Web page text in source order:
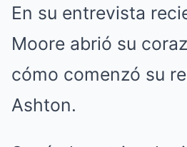
En su entrevista
Moore abrió su
cómo comenzó su
Ashton.